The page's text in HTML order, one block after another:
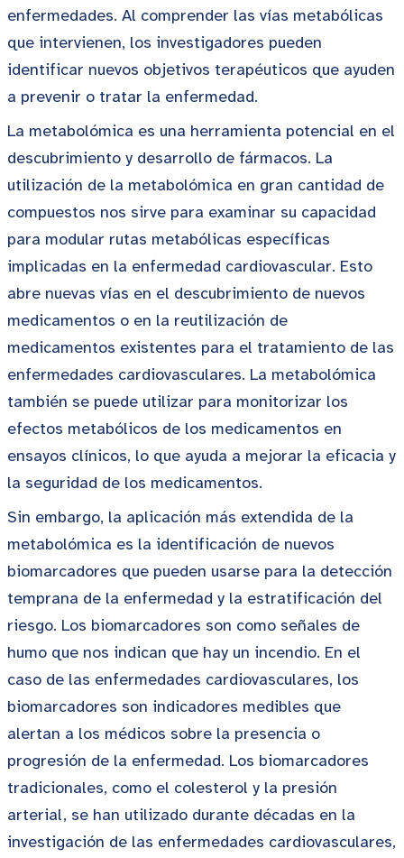
enfermedades. Al comprender las vías metabólicas
que intervienen, los investigadores pueden
identificar nuevos objetivos terapéuticos que ayuden
a prevenir o tratar la enfermedad.
La metabolómica es una herramienta potencial en el
descubrimiento y desarrollo de fármacos. La
utilización de la metabolómica en gran cantidad de
compuestos nos sirve para examinar su capacidad
para modular rutas metabólicas específicas
implicadas en la enfermedad cardiovascular. Esto
abre nuevas vías en el descubrimiento de nuevos
medicamentos o en la reutilización de
medicamentos existentes para el tratamiento de las
enfermedades cardiovasculares. La metabolómica
también se puede utilizar para monitorizar los
efectos metabólicos de los medicamentos en
ensayos clínicos, lo que ayuda a mejorar la eficacia y
la seguridad de los medicamentos.
Sin embargo, la aplicación más extendida de la
metabolómica es la identificación de nuevos
biomarcadores que pueden usarse para la detección
temprana de la enfermedad y la estratificación del
riesgo. Los biomarcadores son como señales de
humo que nos indican que hay un incendio. En el
caso de las enfermedades cardiovasculares, los
biomarcadores son indicadores medibles que
alertan a los médicos sobre la presencia o
progresión de la enfermedad. Los biomarcadores
tradicionales, como el colesterol y la presión
arterial, se han utilizado durante décadas en la
investigación de las enfermedades cardiovasculares,